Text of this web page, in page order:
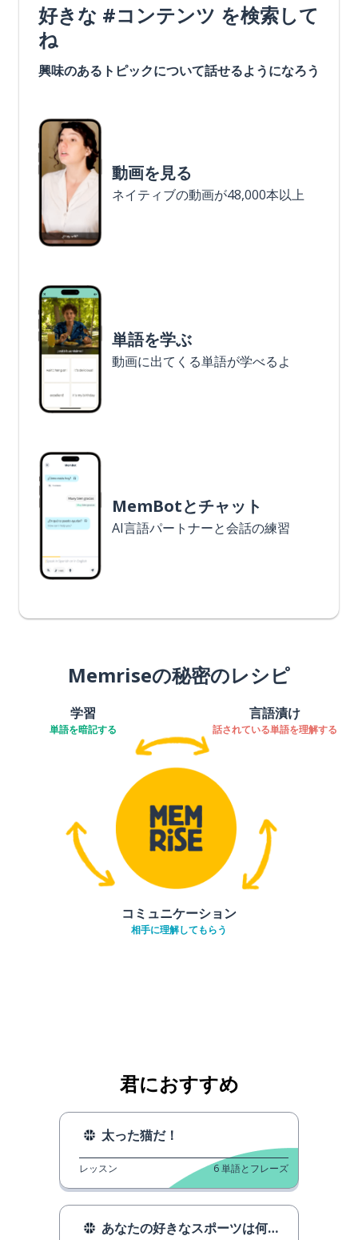
好きな #コンテンツ を検索して
ね
興味のあるトピックについて話せるようになろう
動画を見る
ネイティブの動画が48,000本以上
単語を学ぶ
動画に出てくる単語が学べるよ
MemBotとチャット
AI言語パートナーと会話の練習
Memriseの秘密のレシピ
学習
単語を暗記する
言語漬け
話されている単語を理解する
コミュニケーション
相手に理解してもらう
君におすすめ
太った猫だ！
レッスン 6単語とフレーズ
あなたの好きなスポーツは何ですか